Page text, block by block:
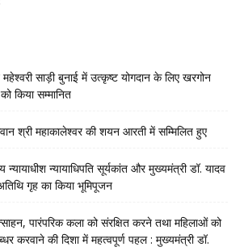
महेश्वरी साड़ी बुनाई में उत्कृष्ट योगदान के लिए खरगोन
किया सम्मानित
श्री महाकालेश्‍वर की शयन आरती में सम्मिलित हुए
न्‍यायाधीश न्यायाधिपति सूर्यकांत और मुख्यमंत्री डॉ. यादव
गृह का किया भूमिपूजन
पारंपरिक कला को संरक्षित करने तथा महिलाओं को
करवाने की दिशा में महत्वपूर्ण पहल : मुख्यमंत्री डॉ.